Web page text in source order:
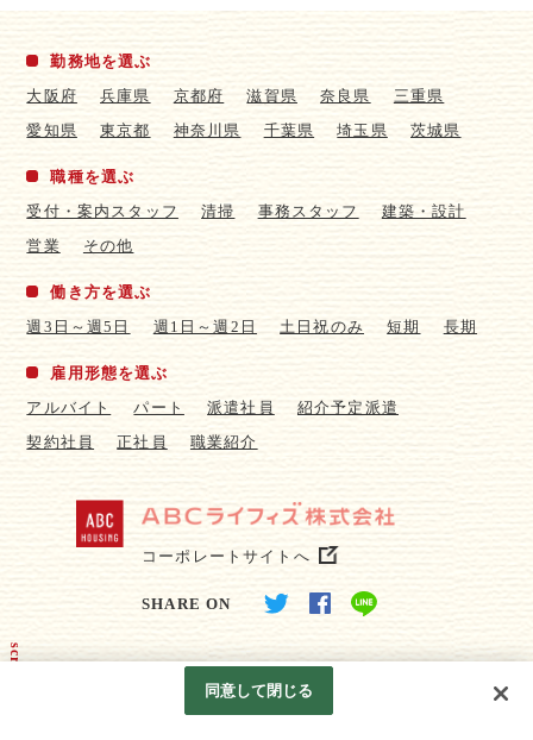
scroll
勤務地を選ぶ
大阪府
兵庫県 京都府 滋賀県 奈良県
三重県
愛知県
東京都 神奈川県 千葉県 埼玉県 茨城県
職種を選ぶ
受付・案内スタッフ
清掃 事務スタッフ
建築・設計
営業
その他
働き方を選ぶ
週3日～週5日
週1日～週2日 土日祝のみ 短期 長期
雇用形態を選ぶ
アルバイト
パート 派遣社員
紹介予定派遣
契約社員
正社員 職業紹介
コーポレートサイトへ
SHARE ON
同意して閉じる